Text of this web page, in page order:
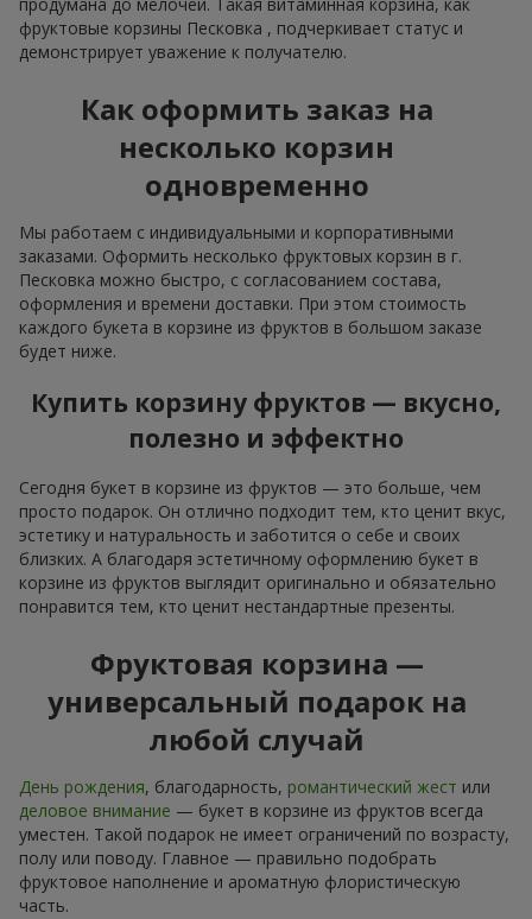
фруктовые корзины Песковка , подчеркивает статус и
демонстрирует уважение к получателю.
Как оформить заказ на
несколько корзин
одновременно
Мы работаем с индивидуальными и корпоративными
заказами. Оформить несколько фруктовых корзин в г.
Песковка можно быстро, с согласованием состава,
оформления и времени доставки. При этом стоимость
каждого букета в корзине из фруктов в большом заказе
будет ниже.
Купить корзину фруктов — вкусно,
полезно и эффектно
Сегодня букет в корзине из фруктов — это больше, чем
просто подарок. Он отлично подходит тем, кто ценит вкус,
эстетику и натуральность и заботится о себе и своих
близких. А благодаря эстетичному оформлению букет в
корзине из фруктов выглядит оригинально и обязательно
понравится тем, кто ценит нестандартные презенты.
Фруктовая корзина —
универсальный подарок на
любой случай
День рождения, благодарность, романтический жест или
деловое внимание — букет в корзине из фруктов всегда
уместен. Такой подарок не имеет ограничений по возрасту,
полу или поводу. Главное — правильно подобрать
фруктовое наполнение и ароматную флористическую
часть.